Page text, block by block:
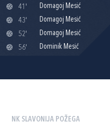
41'
Domagoj Mesić
43'
Domagoj Mesić
52'
Domagoj Mesić
56'
Dominik Mesić
NK SLAVONIJA POŽEGA